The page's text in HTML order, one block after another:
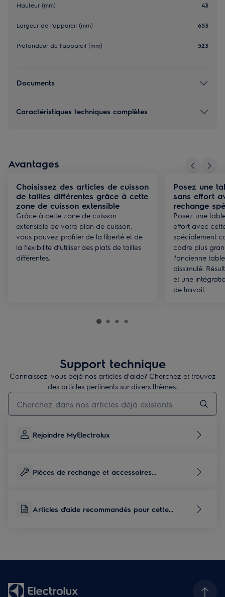
Hauteur (mm) 43
Largeur de l'appareil (mm) 653
Profondeur de l'appareil (mm) 523
Documents
Caractéristiques techniques complètes
Avantages
Choisissez des articles de cuisson
de tailles différentes grâce à cette
zone de cuisson extensible
Grâce à cette zone de cuisson
extensible de votre plan de cuisson,
vous pouvez profiter de la liberté et de
la flexibilité d’utiliser des plats de tailles
différentes.
Posez une
sans effort
rechange
Posez une
effort avec
spécialement
cadre plus
l'ancienne
dissimulé.
et une
de travail.
Support technique
Connaissez-vous déjà nos articles d'aide? Cherchez et trouvez
des articles pertinents sur divers thèmes.
Taper pour rechercher des articles de conseils
Rejoindre MyElectrolux
Pièces de rechange et accessoires
Articles d'aide recommandés pour cette